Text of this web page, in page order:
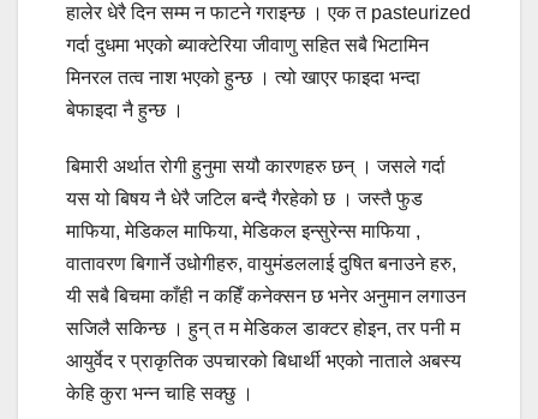
हालेर धेरै दिन सम्म न फाटने गराइन्छ । एक त pasteurized
गर्दा दुधमा भएको ब्याक्टेरिया जीवाणु सहित सबै भिटामिन
मिनरल तत्व नाश भएको हुन्छ । त्यो खाएर फाइदा भन्दा
बेफाइदा नै हुन्छ ।
बिमारी अर्थात रोगी हुनुमा सयौ कारणहरु छन् । जसले गर्दा
यस यो बिषय नै धेरै जटिल बन्दै गैरहेको छ । जस्तै फुड
माफिया, मेडिकल माफिया, मेडिकल इन्सुरेन्स माफिया ,
वातावरण बिगार्ने उधोगीहरु, वायुमंडललाई दुषित बनाउने हरु,
यी सबै बिचमा काँही न कहिँ कनेक्सन छ भनेर अनुमान लगाउन
सजिलै सकिन्छ । हुन् त म मेडिकल डाक्टर होइन, तर पनी म
आयुर्वेद र प्राकृतिक उपचारको बिधार्थी भएको नाताले अबस्य
केहि कुरा भन्न चाहि सक्छु ।